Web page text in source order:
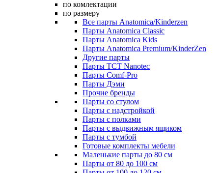
по комлектации
по размеру
Все парты Anatomica/Kinderzen
Парты Anatomica Classic
Парты Anatomica Kids
Парты Anatomica Premium/KinderZen
Другие парты
Парты TCT Nanotec
Парты Comf-Pro
Парты Дэми
Прочие бренды
Парты со стулом
Парты с надстройкой
Парты с полками
Парты с выдвижным ящиком
Парты с тумбой
Готовые комплекты мебели
Маленькие парты до 80 см
Парты от 80 до 100 см